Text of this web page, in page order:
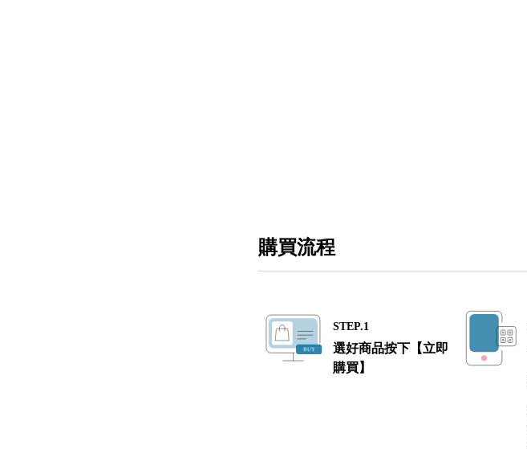
購買流程
STEP.1
選好商品按下【立即
購買】